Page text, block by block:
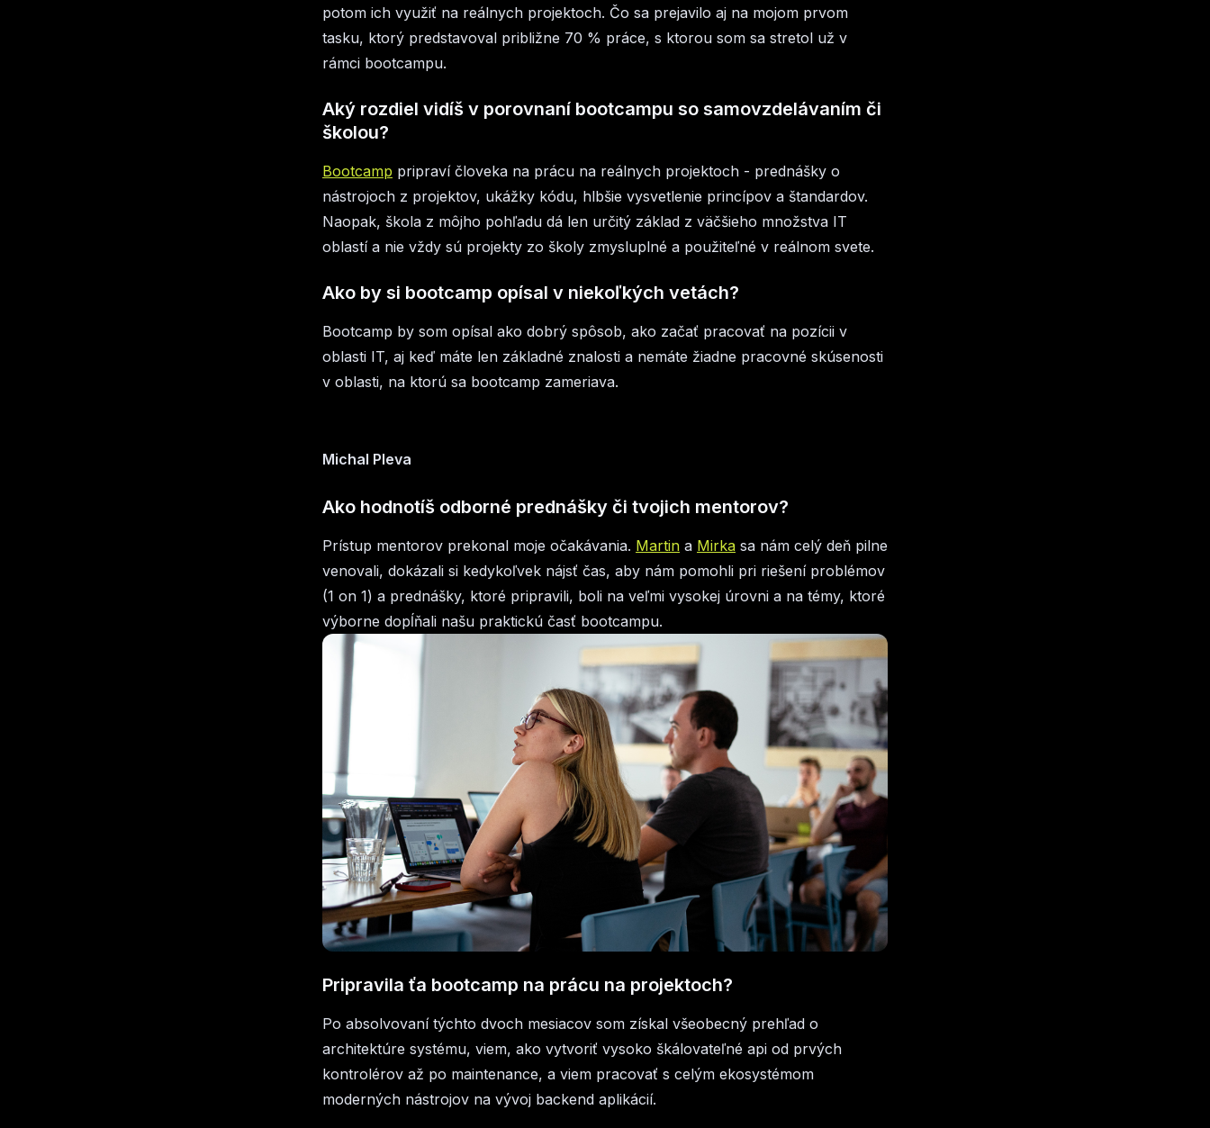
potom ich využiť na reálnych projektoch. Čo sa prejavilo aj na mojom prvom
tasku, ktorý predstavoval približne 70 % práce, s ktorou som sa stretol už v
rámci bootcampu.
Aký rozdiel vidíš v porovnaní bootcampu so samovzdelávaním či
školou?
Bootcamp pripraví človeka na prácu na reálnych projektoch - prednášky o
nástrojoch z projektov, ukážky kódu, hlbšie vysvetlenie princípov a štandardov.
Naopak, škola z môjho pohľadu dá len určitý základ z väčšieho množstva IT
oblastí a nie vždy sú projekty zo školy zmysluplné a použiteľné v reálnom svete.
Ako by si bootcamp opísal v niekoľkých vetách?
Bootcamp by som opísal ako dobrý spôsob, ako začať pracovať na pozícii v
oblasti IT, aj keď máte len základné znalosti a nemáte žiadne pracovné skúsenosti
v oblasti, na ktorú sa bootcamp zameriava.
Michal Pleva
Ako hodnotíš odborné prednášky či tvojich mentorov?
Prístup mentorov prekonal moje očakávania. Martin a Mirka sa nám celý deň pilne
venovali, dokázali si kedykoľvek nájsť čas, aby nám pomohli pri riešení problémov
(1 on 1) a prednášky, ktoré pripravili, boli na veľmi vysokej úrovni a na témy, ktoré
výborne dopĺňali našu praktickú časť bootcampu.
Pripravila ťa bootcamp na prácu na projektoch?
Po absolvovaní týchto dvoch mesiacov som získal všeobecný prehľad o
architektúre systému, viem, ako vytvoriť vysoko škálovateľné api od prvých
kontrolérov až po maintenance, a viem pracovať s celým ekosystémom
moderných nástrojov na vývoj backend aplikácií.